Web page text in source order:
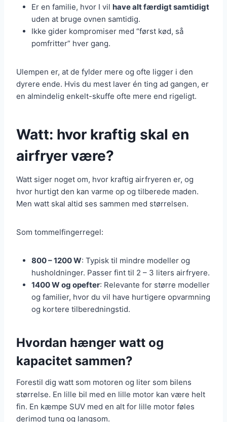
Er en familie, hvor I vil have alt færdigt samtidigt
uden at bruge ovnen samtidig.
Ikke gider kompromiser med “først kød, så
pomfritter” hver gang.
Ulempen er, at de fylder mere og ofte ligger i den
dyrere ende. Hvis du mest laver én ting ad gangen, er
en almindelig enkelt-skuffe ofte mere end rigeligt.
Watt: hvor kraftig skal en
airfryer være?
Watt siger noget om, hvor kraftig airfryeren er, og
hvor hurtigt den kan varme op og tilberede maden.
Men watt skal altid ses sammen med størrelsen.
Som tommelfingerregel:
800 – 1200 W: Typisk til mindre modeller og
husholdninger. Passer fint til 2 – 3 liters airfryere.
1400 W og opefter: Relevante for større modeller
og familier, hvor du vil have hurtigere opvarmning
og kortere tilberedningstid.
Hvordan hænger watt og
kapacitet sammen?
Forestil dig watt som motoren og liter som bilens
størrelse. En lille bil med en lille motor kan være helt
fin. En kæmpe SUV med en alt for lille motor føles
derimod tung og langsom.